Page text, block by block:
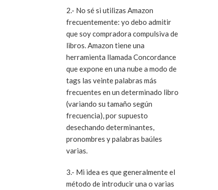
2.- No sé si utilizas Amazon
frecuentemente: yo debo admitir
que soy compradora compulsiva de
libros. Amazon tiene una
herramienta llamada Concordance
que expone en una nube a modo de
tags las veinte palabras más
frecuentes en un determinado libro
(variando su tamaño según
frecuencia), por supuesto
desechando determinantes,
pronombres y palabras baúles
varias.
3.- Mi idea es que generalmente el
método de introducir una o varias